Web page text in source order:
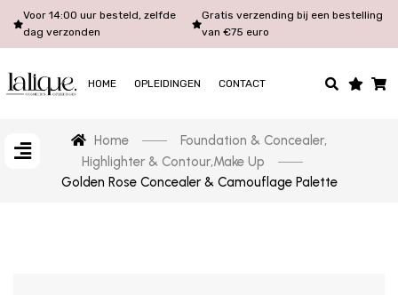
Voor 14:00 uur besteld, zelfde
dag verzonden
Gratis verzending bij een bestelling
van €75 euro
HOME OPLEIDINGEN CONTACT
Home Foundation & Concealer,
Highlighter & Contour,Make Up
Golden Rose Concealer & Camouflage Palette